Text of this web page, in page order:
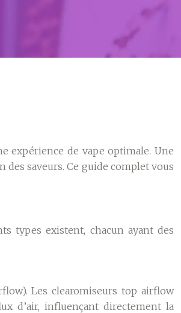
expérience de vape optimale. Une
saveurs. Ce guide complet vous
types existent, chacun ayant des
Les clearomiseurs top airflow
d’air, influençant directement la